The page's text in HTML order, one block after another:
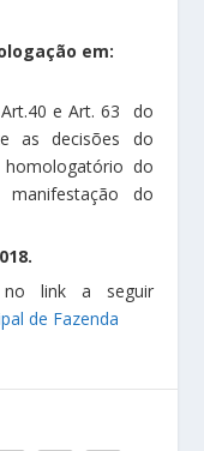
em:
e Art. 63 do
as decisões do
do
do
link a seguir
de Fazenda